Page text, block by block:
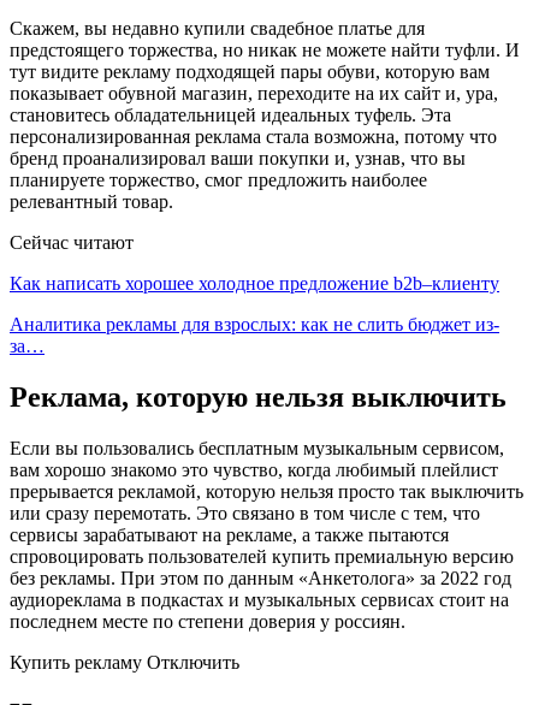
Скажем, вы недавно купили свадебное платье для
предстоящего торжества, но никак не можете найти туфли. И
тут видите рекламу подходящей пары обуви, которую вам
показывает обувной магазин, переходите на их сайт и, ура,
становитесь обладательницей идеальных туфель. Эта
персонализированная реклама стала возможна, потому что
бренд проанализировал ваши покупки и, узнав, что вы
планируете торжество, смог предложить наиболее
релевантный товар.
Сейчас читают
Как написать хорошее холодное предложение b2b–клиенту
Аналитика рекламы для взрослых: как не слить бюджет из-
за…
Реклама, которую нельзя выключить
Если вы пользовались бесплатным музыкальным сервисом,
вам хорошо знакомо это чувство, когда любимый плейлист
прерывается рекламой, которую нельзя просто так выключить
или сразу перемотать. Это связано в том числе с тем, что
сервисы зарабатывают на рекламе, а также пытаются
спровоцировать пользователей купить премиальную версию
без рекламы. При этом по данным «Анкетолога» за 2022 год
аудиореклама в подкастах и музыкальных сервисах стоит на
последнем месте по степени доверия у россиян.
Купить рекламу Отключить